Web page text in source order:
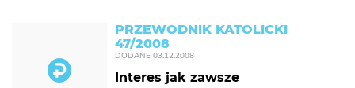
PRZEWODNIK KATOLICKI
47/2008
DODANE 03.12.2008
Interes jak zawsze